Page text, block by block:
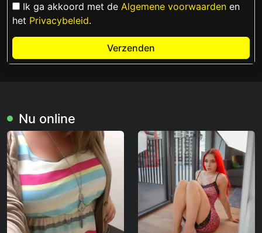
Ik ga akkoord met de Algemene voorwaarden en
het Privacybeleid.
Verzenden
Nu online